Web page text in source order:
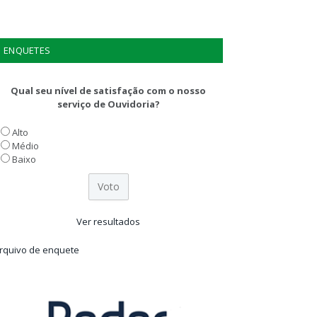
ENQUETES
Qual seu nível de satisfação com o nosso
serviço de Ouvidoria?
Alto
Médio
Baixo
Ver resultados
de enquete